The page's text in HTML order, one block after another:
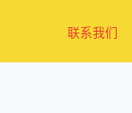
联系我们